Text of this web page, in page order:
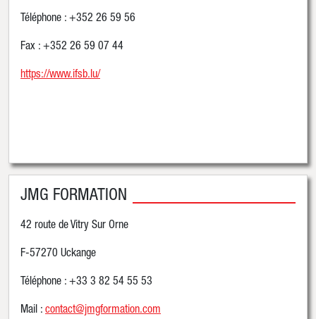
Téléphone : +352 26 59 56
Fax : +352 26 59 07 44
https://www.ifsb.lu/
JMG FORMATION
42 route de Vitry Sur Orne
F-57270 Uckange
Téléphone : +33 3 82 54 55 53
Mail : contact@jmgformation.com